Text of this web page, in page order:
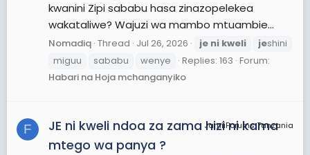
kwanini Zipi sababu hasa zinazopelekea
wakataliwe? Wajuzi wa mambo mtuambie...
Nomadiq Thread Jul 26, 2026 je ni kweli jeshini
miguu
sababu wenye Replies: 163 Forum:
Habari na Hoja mchanganyiko
F JamiiForums Tanzania
JE ni kweli ndoa za zama hizi ni kama
mtego wa panya ?